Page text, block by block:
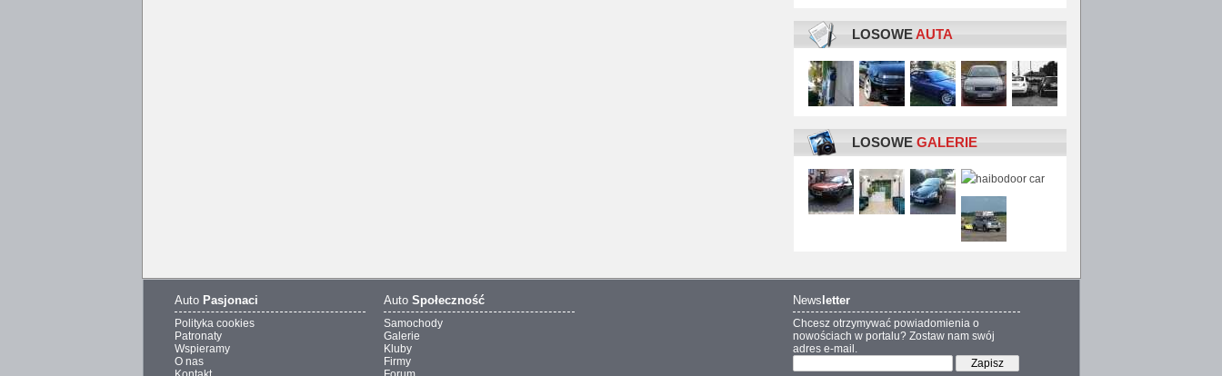
LOSOWEAUTA
LOSOWE GALERIE
Auto Pasjonaci
Polityka cookies
Patronaty
Wspieramy
O nas
Auto Społeczność
Samochody
Galerie
Kluby
Firmy
News letter
Chcesz otrzymywać powiadomienia o
nowościach w portalu? Zostaw nam swój
adres e-mail.